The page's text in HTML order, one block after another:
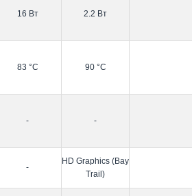
16 Вт 2.2 Вт
83 °C 90 °C
- -
-
HD Graphics (Bay
Trail)